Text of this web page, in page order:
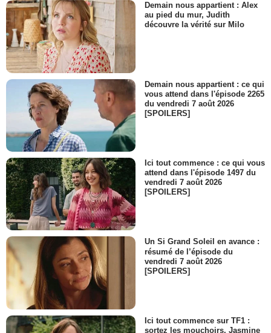
Demain nous appartient : Alex
au pied du mur, Judith
découvre la vérité sur Milo
Demain nous appartient : ce qui
vous attend dans l'épisode 2265
du vendredi 7 août 2026
[SPOILERS]
Ici tout commence : ce qui vous
attend dans l'épisode 1497 du
vendredi 7 août 2026
[SPOILERS]
Un Si Grand Soleil en avance :
résumé de l’épisode du
vendredi 7 août 2026
[SPOILERS]
Ici tout commence sur TF1 :
sortez les mouchoirs, Jasmine